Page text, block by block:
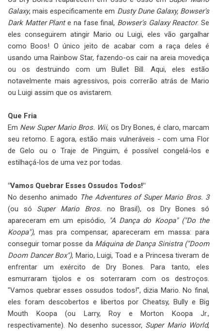
Galaxy, mais especificamente em Dusty Dune Galaxy, Bowser's
Dark Matter Plante na fase final, Bowser's Galaxy Reactor. Se
eles conseguirem atingir Mario ou Luigi, eles vão gargalhar
como Boos! O único jeito de acabar com a raça deles é
usando uma Rainbow Star, fazendo-os cair na areia movediça
ou os destruindo com um Bullet Bill. Aqui, eles estão
notavelmente mais agressivos, pois correrão atrás de Mario
ou Luigi assim que os avistarem.
Que Fria
Em New Super Mario Bros. Wii, os Dry Bones, é claro, marcam
seu retorno. E agora, estão mais vulneráveis - com uma Flor
de Gelo ou o Traje de Pinguim, é possível congelá-los e
estilhaçá-los de uma vez por todas.
"Vamos Quebrar Esses Ossudos Todos!"
No desenho animado The Adventures of Super Mario Bros. 3
(ou só Super Mario Bros. no Brasil), os Dry Bones só
apareceram em um episódio,
"A Dança do Koopa" ("Do the
Koopa"), mas pra compensar, apareceram em massa: para
conseguir tomar posse da Máquina de Dança Sinistra ("Doom
Doom Dancer Box"), Mario, Luigi, Toad e a Princesa tiveram de
enfrentar um exército de Dry Bones. Para tanto, eles
esmurraram tijolos e os soterraram com os destroços.
"Vamos quebrar esses ossudos todos!", dizia Mario. No final,
eles foram descobertos e libertos por Cheatsy, Bully e Big
Mouth Koopa (ou Larry, Roy e Morton Koopa Jr.,
respectivamente). No desenho sucessor, Super Mario World,